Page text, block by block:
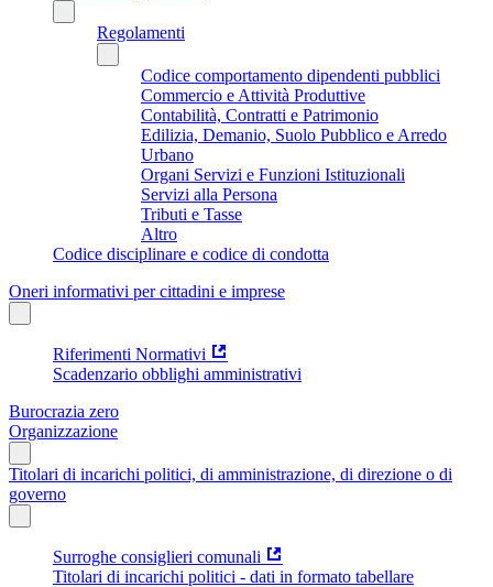
Regolamenti
Codice comportamento dipendenti pubblici
Commercio e Attività Produttive
Contabilità, Contratti e Patrimonio
Edilizia, Demanio, Suolo Pubblico e Arredo
Urbano
Organi Servizi e Funzioni Istituzionali
Servizi alla Persona
Tributi e Tasse
Altro
Codice disciplinare e codice di condotta
Oneri informativi per cittadini e imprese
Riferimenti Normativi
Scadenzario obblighi amministrativi
Burocrazia zero
Organizzazione
Titolari di incarichi politici, di amministrazione, di direzione o di
governo
Surroghe consiglieri comunali
Titolari di incarichi politici - dati in formato tabellare